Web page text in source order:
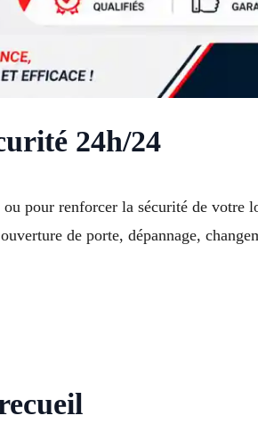
24h/24
ou pour renforcer la sécurité de votre
de porte, dépannage,